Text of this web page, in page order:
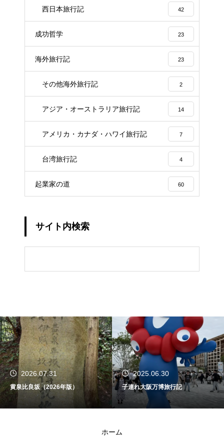
西日本旅行記 42
成功哲学 23
海外旅行記 23
その他海外旅行記 2
アジア・オーストラリア旅行記 14
アメリカ・カナダ・ハワイ旅行記 7
台湾旅行記 4
起業家の道 60
サイト内検索
2026.07.31
黄泉比良坂（2026年版）
2025.06.30
子連れ大阪万博旅行記
ホーム